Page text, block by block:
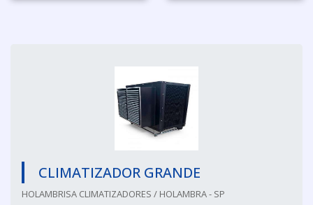
CLIMATIZADOR GRANDE
HOLAMBRISA CLIMATIZADORES / HOLAMBRA - SP